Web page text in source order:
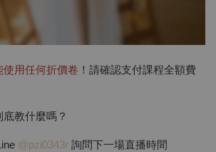
使用任何折價卷 ！請確認支付課程全額費
教什麼嗎？
@pzi0343r 詢問下一場直播時間